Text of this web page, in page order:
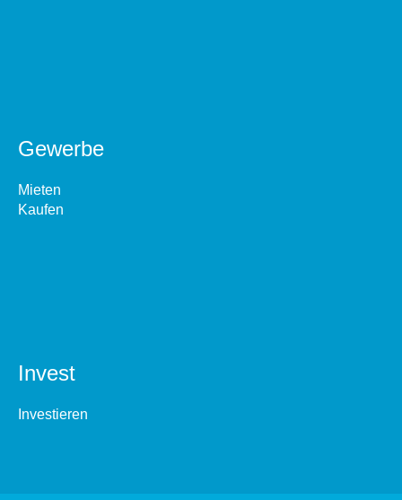
Gewerbe
Mieten
Kaufen
Invest
Investieren